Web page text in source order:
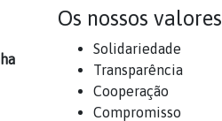
Os nossos valores
Solidariedade
Transparência
Cooperação
Compromisso